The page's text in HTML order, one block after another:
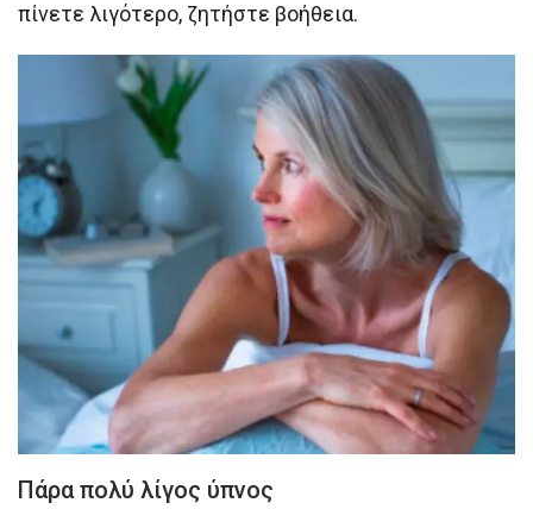
πίνετε λιγότερο, ζητήστε βοήθεια.
Πάρα πολύ λίγος ύπνος